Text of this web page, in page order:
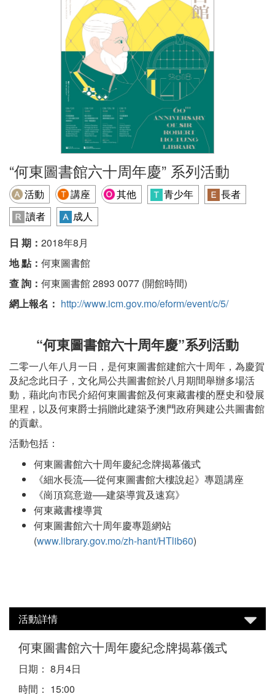
“何東圖書館六十周年慶” 系列活動
活動 講座 其他 青少年
長者
讀者
成人
日 期： 2018年8月
地 點： 何東圖書館
查 詢： 何東圖書館 2893 0077 (開館時間)
網上報名： http://www.icm.gov.mo/eform/event/c/5/
“何東圖書館六十周年慶”系列活動
二零一八年八月一日，是何東圖書館建館六十周年，為慶賀
及紀念此日子，文化局公共圖書館於八月期間舉辦多場活
動，藉此向市民介紹何東圖書館及何東藏書樓的歷史和發展
里程，以及何東爵士捐贈此建築予澳門政府興建公共圖書館
的貢獻。
活動包括：
何東圖書館六十周年慶紀念牌揭幕儀式
《細水長流──從何東圖書館大樓說起》專題講座
《崗頂寫意遊──建築導賞及速寫》
何東藏書樓導賞
何東圖書館六十周年慶專題網站
(www.library.gov.mo/zh-hant/HTlib60)
活動詳情
何東圖書館六十周年慶紀念牌揭幕儀式
日期： 8月4日
時間： 15:00